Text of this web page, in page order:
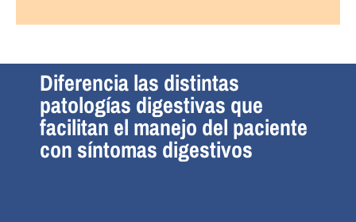
Diferencia las distintas
patologías digestivas que
facilitan el manejo del paciente
con síntomas digestivos